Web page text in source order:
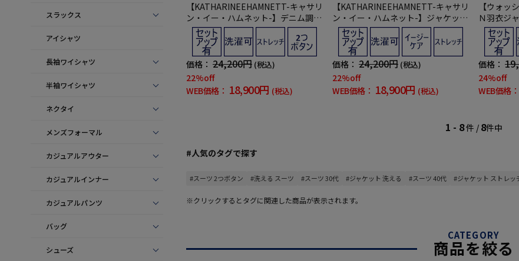
スラックス
アイシャツ
長袖ワイシャツ
半袖ワイシャツ
ネクタイ
メンズフォーマル
カジュアルアウター
カジュアルインナー
カジュアルパンツ
バッグ
シューズ
【KATHARINEEHAMNETT-キャサリ
ン・イー・ハムネット-】デニム調ジ
ャケット2つボタン【セットアップ商
品有】ウォッシャブルストレッチネ
イビー無地
価格： 24,200円 (税込)
22%off
WEB価格： 18,900円 (税込)
【KATHARINEEHAMNETT-キャサリ
ン・イー・ハムネット-】ジャケット
【セットアップ対応可】ＫＥＨキャ
リーマンセットアップジャケット無
地キャサリンＥハムネット通年
価格： 24,200円 (税込)
22%off
WEB価格： 18,900円 (税込)
【ウォッ
Ｎ羽衣ジ
ストレッ
価格：
24%off
WEB価格：
1 - 8件 / 8件中
#人気のタグで探す
#スーツ 2つボタン #洗える スーツ #スーツ 30代 #ジャケット 洗える #スーツ 40代 #ジャケット ストレッ
※クリックするとタグに関連した商品が表示されます。
CATEGORY
商品を絞る